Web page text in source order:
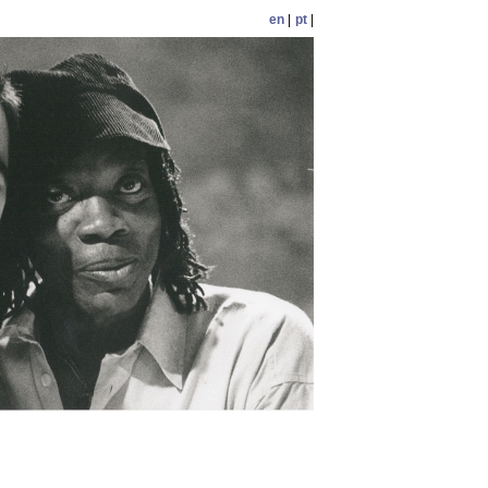
en pt|